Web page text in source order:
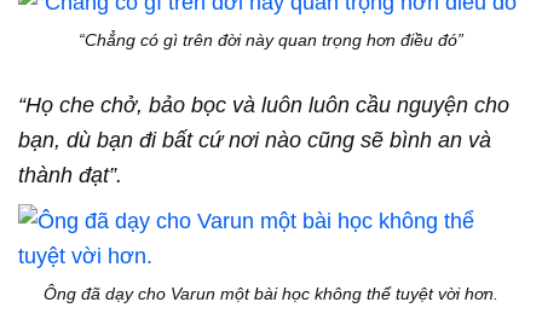
“Chẳng có gì trên đời này quan trọng hơn điều đó”
“Họ che chở, bảo bọc và luôn luôn cầu nguyện cho
bạn, dù bạn đi bất cứ nơi nào cũng sẽ bình an và
thành đạt”.
Ông đã dạy cho Varun một bài học không thể tuyệt vời hơn.